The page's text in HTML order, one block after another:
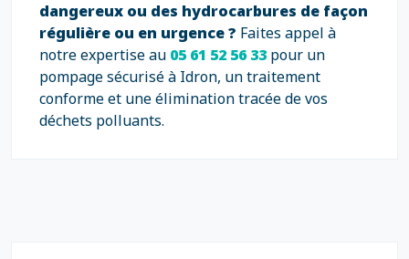
dangereux ou des hydrocarbures de façon
régulière ou en urgence ? Faites appel à
notre expertise au 05 61 52 56 33 pour un
pompage sécurisé à Idron, un traitement
conforme et une élimination tracée de vos
déchets polluants.